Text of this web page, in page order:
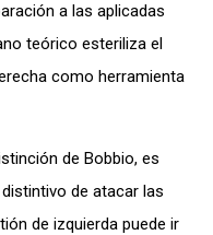
a las aplicadas
teórico esteriliza el
como herramienta
de Bobbio, es
de atacar las
de izquierda puede ir